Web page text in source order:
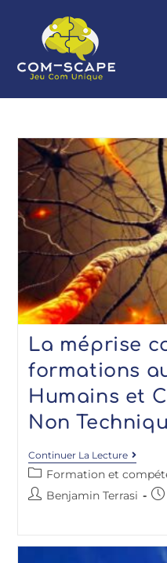
La méprise
formations
Humains et
Non
Continuer La Lecture
Formation et
Benjamin Terrasi